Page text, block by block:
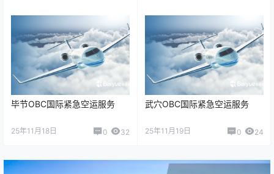
毕节OBC国际紧急空运服务
25年11月18日 0 32
武穴OBC国际紧急空运服务
25年11月19日 0 24